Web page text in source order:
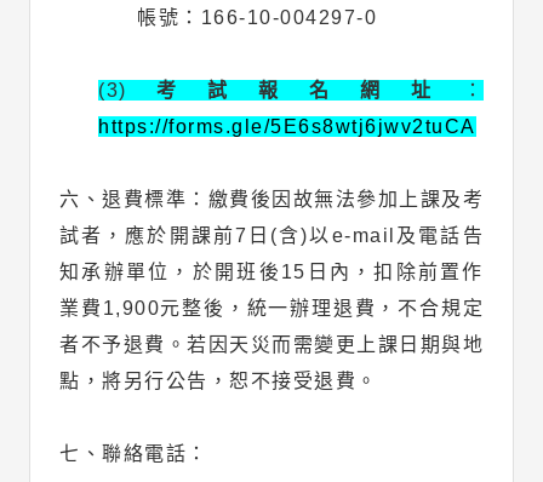
帳號：166-10-004297-0
(3) 考試報名網址
：
https://forms.gle/5E6s8wtj6jwv2tuCA
六、退費標準：繳費後因故無法參加上課及考
試者，應於開課前7日(含)以e-mail及電話告
知承辦單位，於開班後15日內，扣除前置作
業費1,900元整後，統一辦理退費，不合規定
者不予退費。若因天災而需變更上課日期與地
點，將另行公告，恕不接受退費。
七、聯絡電話：